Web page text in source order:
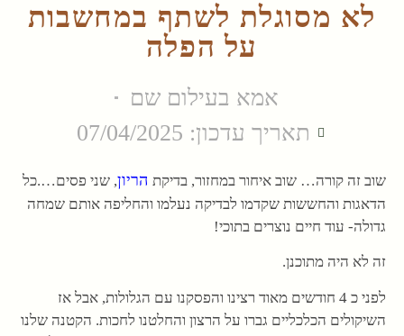
לא מסוגלת לשתף במחשבות
על הפלה
אמא בעילום שם
תאריך עדכון: 07/04/2025
שוב זה קורה… שוב איחור במחזור, בדיקת הריון, שני פסים….כל
הדאגות והחששות שקדמו לבדיקה נעלמו והחליפה אותם שמחה
גדולה- עוד חיים נוצרים בתוכי!
זה לא היה מתוכנן.
לפני כ 4 חודשים מאוד רצינו והפסקנו עם הגלולות, אבל אז
השיקולים הכלכליים גברו על הרצון והחלטנו לחכות. הקטנה שלנו